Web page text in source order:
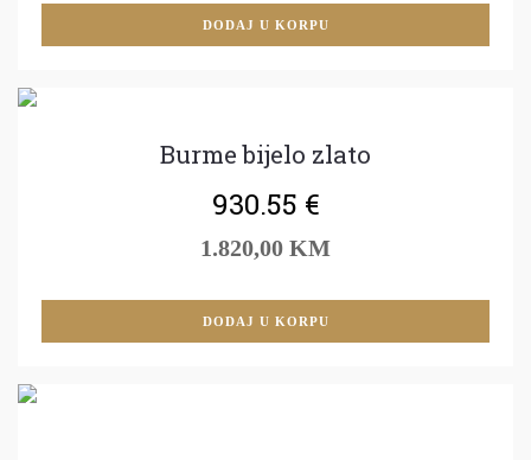
DODAJ U KORPU
Burme bijelo zlato
930.55 €
1.820,00 KM
DODAJ U KORPU